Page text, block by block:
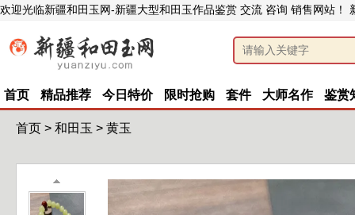
欢迎光临新疆和田玉网-新疆大型和田玉作品鉴赏 交流 咨询 销售网站！
首页 精品推荐 今日特价 限时抢购 套件 大师名作 鉴赏
首页 > 和田玉 > 黄玉